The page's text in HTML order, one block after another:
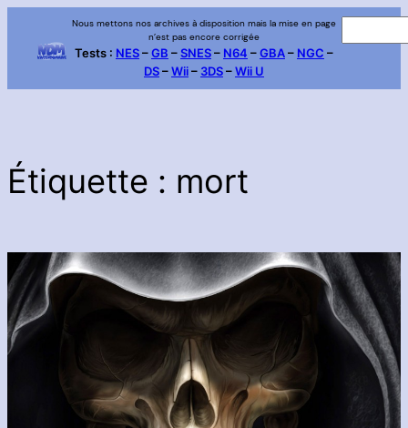
contenu
Nous mettons nos archives à disposition mais la mise en page
n’est pas encore corrigée
Tests : NES–GB –SNES– N64 –GBA– NGC –
DS–Wii– 3DS–Wii U
Étiquette : mort